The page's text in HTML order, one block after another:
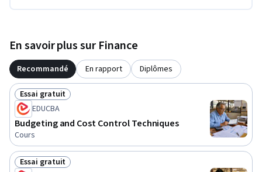
En savoir plus sur Finance
Recommandé En rapport Diplômes
Statut : Essai gratuit
Essai gratuit
EDUCBA
Budgeting and Cost Control Techniques
Cours
Statut : Essai gratuit
Essai gratuit